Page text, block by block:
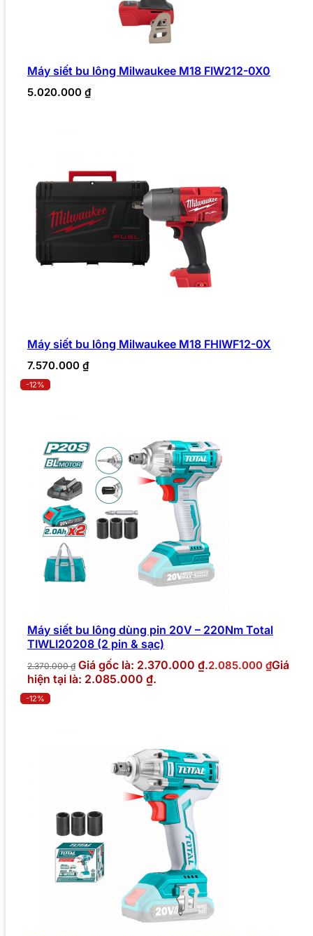
Máy siết bu lông Milwaukee M18 FIW212-0X0
5.020.000 ₫
Máy siết bu lông Milwaukee M18 FHIWF12-0X
7.570.000 ₫
-12%
Máy siết bu lông dùng pin 20V – 220Nm Total
TIWLI20208 (2 pin & sạc)
2.370.000₫ Giá gốc là: 2.370.000 ₫.2.085.000 ₫Giá
hiện tại là: 2.085.000 ₫.
-12%